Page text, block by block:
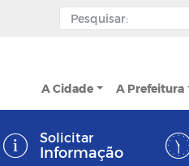
A Cidade A Prefeitura
Solicitar
Informação